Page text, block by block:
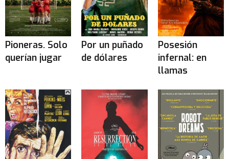
Pioneras. Solo
querían jugar
Por un puñado
de dólares
Posesión
infernal: en
llamas